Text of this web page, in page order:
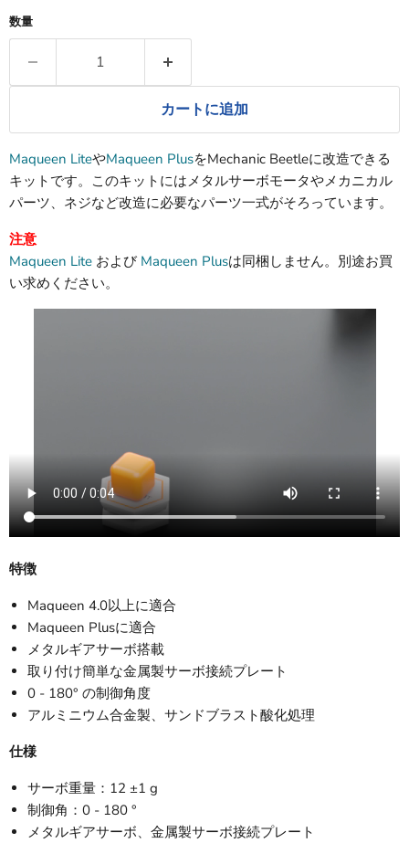
数量
カートに追加
Maqueen LiteやMaqueen PlusをMechanic Beetleに改造できる
キットです。このキットにはメタルサーボモータやメカニカル
パーツ、ネジなど改造に必要なパーツ一式がそろっています。
注意
Maqueen Lite および Maqueen Plusは同梱しません。別途お買
い求めください。
特徴
Maqueen 4.0以上に適合
Maqueen Plusに適合
メタルギアサーボ搭載
取り付け簡単な金属製サーボ接続プレート
0 - 180° の制御角度
アルミニウム合金製、サンドブラスト酸化処理
仕様
サーボ重量：12 ±1 g
制御角：0 - 180 °
メタルギアサーボ、金属製サーボ接続プレート